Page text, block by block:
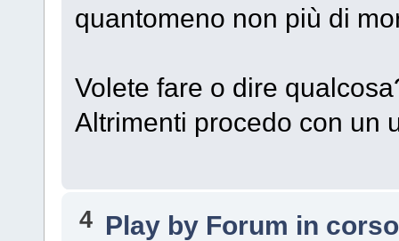
quantomeno non più di
Volete fare o dire
Altrimenti procedo con un
4 Play by Forum in corso